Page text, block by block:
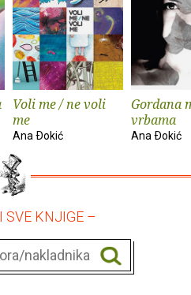
Voli me / ne voli
me
Ana Ðokić
Gordana
vrbama
Ana Ðokić
SVE KNJIGE –